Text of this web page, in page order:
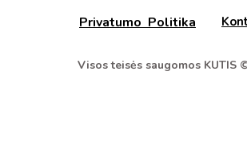
Privatumo Politika
Visos teisės saugomos KUTIS